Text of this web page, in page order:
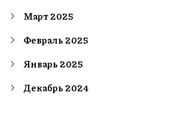
Март 2025
Февраль 2025
Январь 2025
Декабрь 2024